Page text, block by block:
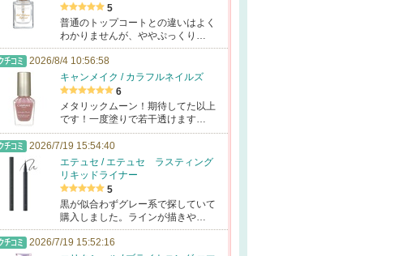
5
普通のトップコートとの違いはよく
わかりませんが、ややぷっくり…
2026/8/4 10:56:58
キャンメイク / カラフルネイルズ
6
メタリックムーン！期待してた以上
です！一度塗りで若干透けます…
2026/7/19 15:54:40
エテュセ / エテュセ ラスティング
リキッドライナー
5
黒が似合わずグレー系で探していて
購入しました。ラインが描きや…
2026/7/19 15:52:16